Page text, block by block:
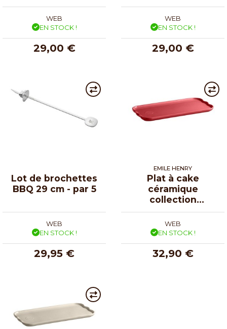
WEB
EN STOCK !
29,00 €
WEB
EN STOCK !
29,00 €
Lot de brochettes
BBQ 29 cm - par 5
WEB
EN STOCK !
29,95 €
EMILE HENRY
Plat à cake
céramique
collection
Madeleine rose
candy 31,5 cm
WEB
EN STOCK !
32,90 €